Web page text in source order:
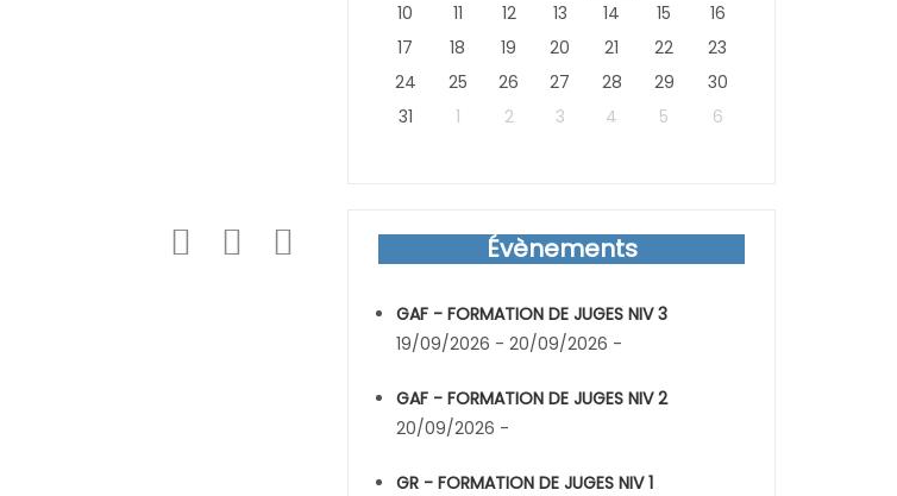
10
11 12 13 14 15
16
17
18 19 20 21 22
23
24
25 26 27 28 29
30
31
1 2 3 4 5 6
Évènements
GAF - FORMATION DE JUGES NIV 3
19/09/2026 - 20/09/2026 -
GAF - FORMATION DE JUGES NIV 2
20/09/2026 -
GR - FORMATION DE JUGES NIV 1